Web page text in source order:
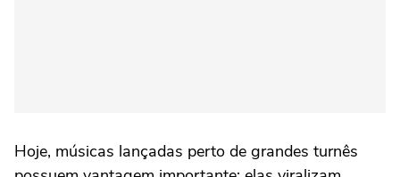
Hoje, músicas lançadas perto de grandes turnês